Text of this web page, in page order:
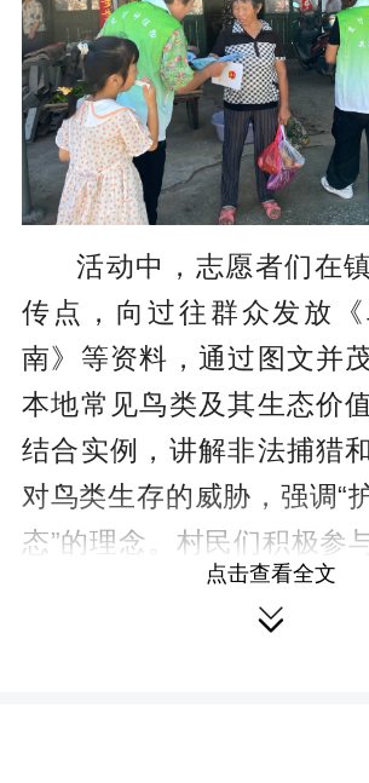
活动中，志愿者们在
传点，向过往群众发放
南》等资料，通过图文并
本地常见鸟类及其生态价
结合实例，讲解非法捕猎
对鸟类生存的威胁，强调“
态”的理念。村民们积极参
主动咨询如何参与保护行
心解答并号召大家发现违
点击查看全文
